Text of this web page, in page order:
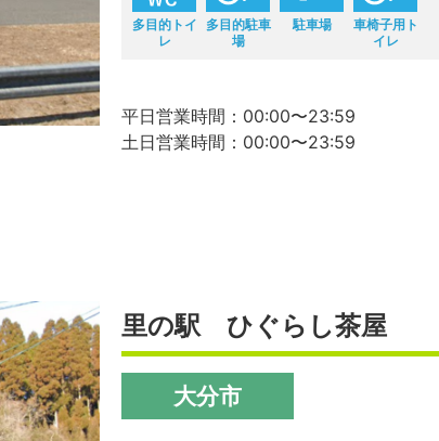
多目的トイ
レ
多目的駐車
場
駐車場
車椅子用ト
イレ
平日営業時間：00:00〜23:59
土日営業時間：00:00〜23:59
里の駅 ひぐらし茶屋
大分市